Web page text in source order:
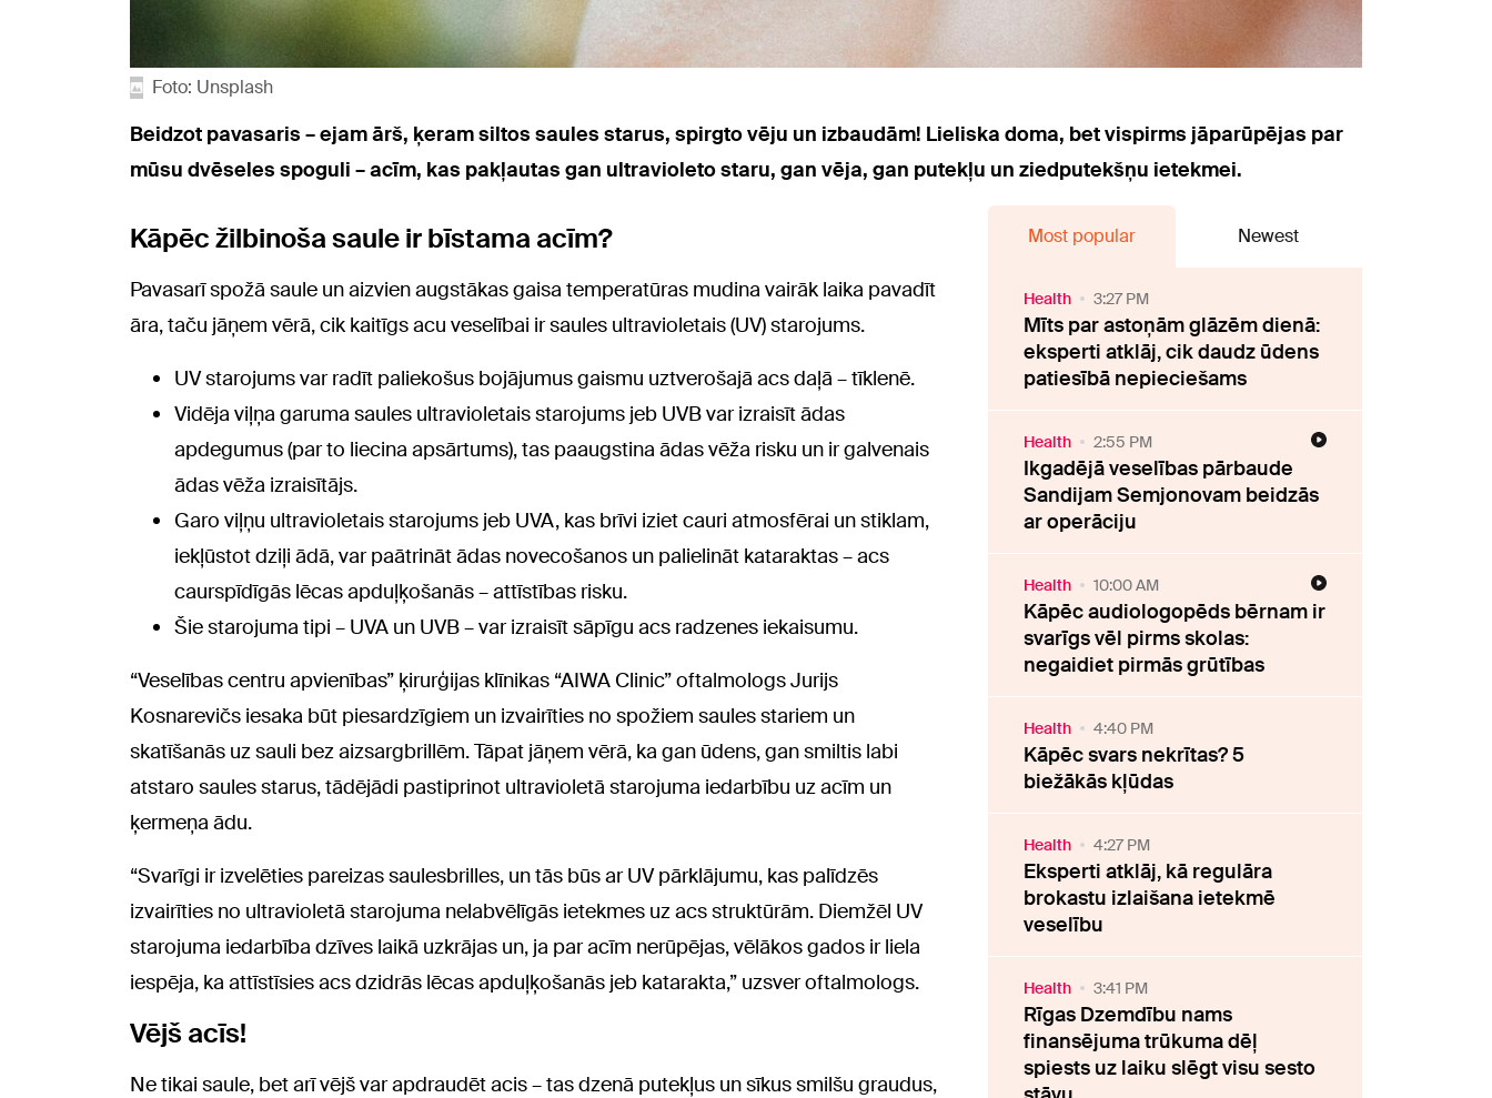
Foto: Unsplash
Beidzot pavasaris – ejam ārš, ķeram siltos saules starus, spirgto vēju un izbaudām! Lieliska doma, bet vispirms jāparūpējas par
mūsu dvēseles spoguli – acīm, kas pakļautas gan ultravioleto staru, gan vēja, gan putekļu un ziedputekšņu ietekmei.
Kāpēc žilbinoša saule ir bīstama acīm?
Pavasarī spožā saule un aizvien augstākas gaisa temperatūras mudina vairāk laika pavadīt
āra, taču jāņem vērā, cik kaitīgs acu veselībai ir saules ultravioletais (UV) starojums.
UV starojums var radīt paliekošus bojājumus gaismu uztverošajā acs daļā – tīklenē.
Vidēja viļņa garuma saules ultravioletais starojums jeb UVB var izraisīt ādas
apdegumus (par to liecina apsārtums), tas paaugstina ādas vēža risku un ir galvenais
ādas vēža izraisītājs.
Garo viļņu ultravioletais starojums jeb UVA, kas brīvi iziet cauri atmosfērai un stiklam,
iekļūstot dziļi ādā, var paātrināt ādas novecošanos un palielināt kataraktas – acs
caurspīdīgās lēcas apduļķošanās – attīstības risku.
Šie starojuma tipi – UVA un UVB – var izraisīt sāpīgu acs radzenes iekaisumu.
“Veselības centru apvienības” ķirurģijas klīnikas “AIWA Clinic” oftalmologs Jurijs
Kosnarevičs iesaka būt piesardzīgiem un izvairīties no spožiem saules stariem un
skatīšanās uz sauli bez aizsargbrillēm. Tāpat jāņem vērā, ka gan ūdens, gan smiltis labi
atstaro saules starus, tādējādi pastiprinot ultravioletā starojuma iedarbību uz acīm un
ķermeņa ādu.
“Svarīgi ir izvelēties pareizas saulesbrilles, un tās būs ar UV pārklājumu, kas palīdzēs
izvairīties no ultravioletā starojuma nelabvēlīgās ietekmes uz acs struktūrām. Diemžēl UV
starojuma iedarbība dzīves laikā uzkrājas un, ja par acīm nerūpējas, vēlākos gados ir liela
iespēja, ka attīstīsies acs dzidrās lēcas apduļķošanās jeb katarakta,” uzsver oftalmologs.
Vējš acīs!
Ne tikai saule, bet arī vējš var apdraudēt acis – tas dzenā putekļus un sīkus smilšu graudus,
Most popular Newest
Health 3:27 PM
Mīts par astoņām glāzēm dienā:
eksperti atklāj, cik daudz ūdens
patiesībā nepieciešams
Health 2:55 PM
Ikgadējā veselības pārbaude
Sandijam Semjonovam beidzās
ar operāciju
Health 10:00 AM
Kāpēc audiologopēds bērnam ir
svarīgs vēl pirms skolas:
negaidiet pirmās grūtības
Health 4:40 PM
Kāpēc svars nekrītas? 5
biežākās kļūdas
Health 4:27 PM
Eksperti atklāj, kā regulāra
brokastu izlaišana ietekmē
veselību
Health 3:41 PM
Rīgas Dzemdību nams
finansējuma trūkuma dēļ
spiests uz laiku slēgt visu sesto